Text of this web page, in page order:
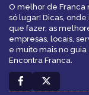
O melhor de Franca
só lugar! Dicas, onde
que fazer, as
empresas, locais,
e muito mais no guia
Encontra Franca.